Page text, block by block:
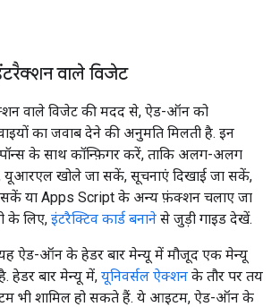
वाले विजेट
वाले विजेट की मदद से, ऐड-ऑन को
का जवाब देने की अनुमति मिलती है. इन
के साथ कॉन्फ़िगर करें, ताकि अलग-अलग
यूआरएल खोले जा सकें, सूचनाएं दिखाई जा सकें,
सकें या Apps Script के अन्य फ़ंक्शन चलाए जा
के लिए, इंटरैक्टिव कार्ड बनाने से जुड़ी गाइड देखें.
ऐड-ऑन के हेडर बार मेन्यू में मौजूद एक मेन्यू
हेडर बार मेन्यू में, यूनिवर्सल ऐक्शन के तौर पर तय
भी शामिल हो सकते हैं. ये आइटम, ऐड-ऑन के